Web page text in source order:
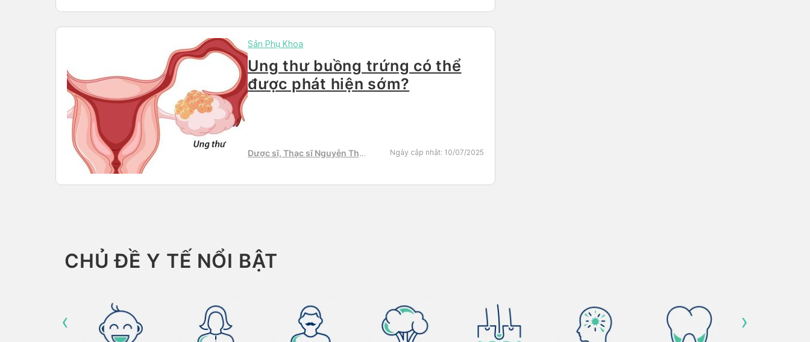
Sản Phụ Khoa
Ung thư buồng trứng có thể
được phát hiện sớm?
Dược sĩ, Thạc sĩ Nguyễn Thị
Ngày cập nhật: 10/07/2025
CHỦ ĐỀ Y TẾ NỔI BẬT
‹ ›